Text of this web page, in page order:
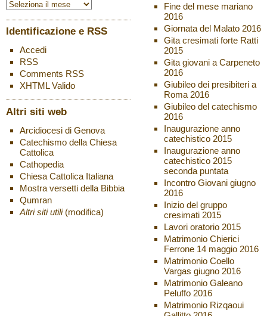
Identificazione e RSS
Accedi
RSS
Comments RSS
XHTMLValido
Altri siti web
Arcidiocesi di Genova
Catechismo della Chiesa
Cattolica
Cathopedia
Chiesa Cattolica Italiana
Mostra versetti della Bibbia
Qumran
Altri siti utili (modifica)
Fine del mese mariano
2016
Giornata del Malato 2016
Gita cresimati forte Ratti
2015
Gita giovani a Carpeneto
2016
Giubileo dei presibiteri a
Roma 2016
Giubileo del catechismo
2016
Inaugurazione anno
catechistico 2015
Inaugurazione anno
catechistico 2015
seconda puntata
Incontro Giovani giugno
2016
Inizio del gruppo
cresimati 2015
Lavori oratorio 2015
Matrimonio Chierici
Ferrone 14 maggio 2016
Matrimonio Coello
Vargas giugno 2016
Matrimonio Galeano
Peluffo 2016
Matrimonio Rizqaoui